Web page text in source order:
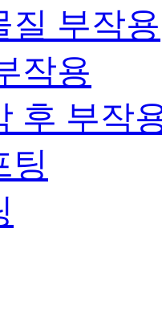
질 부작용
작용
후 부작
팅